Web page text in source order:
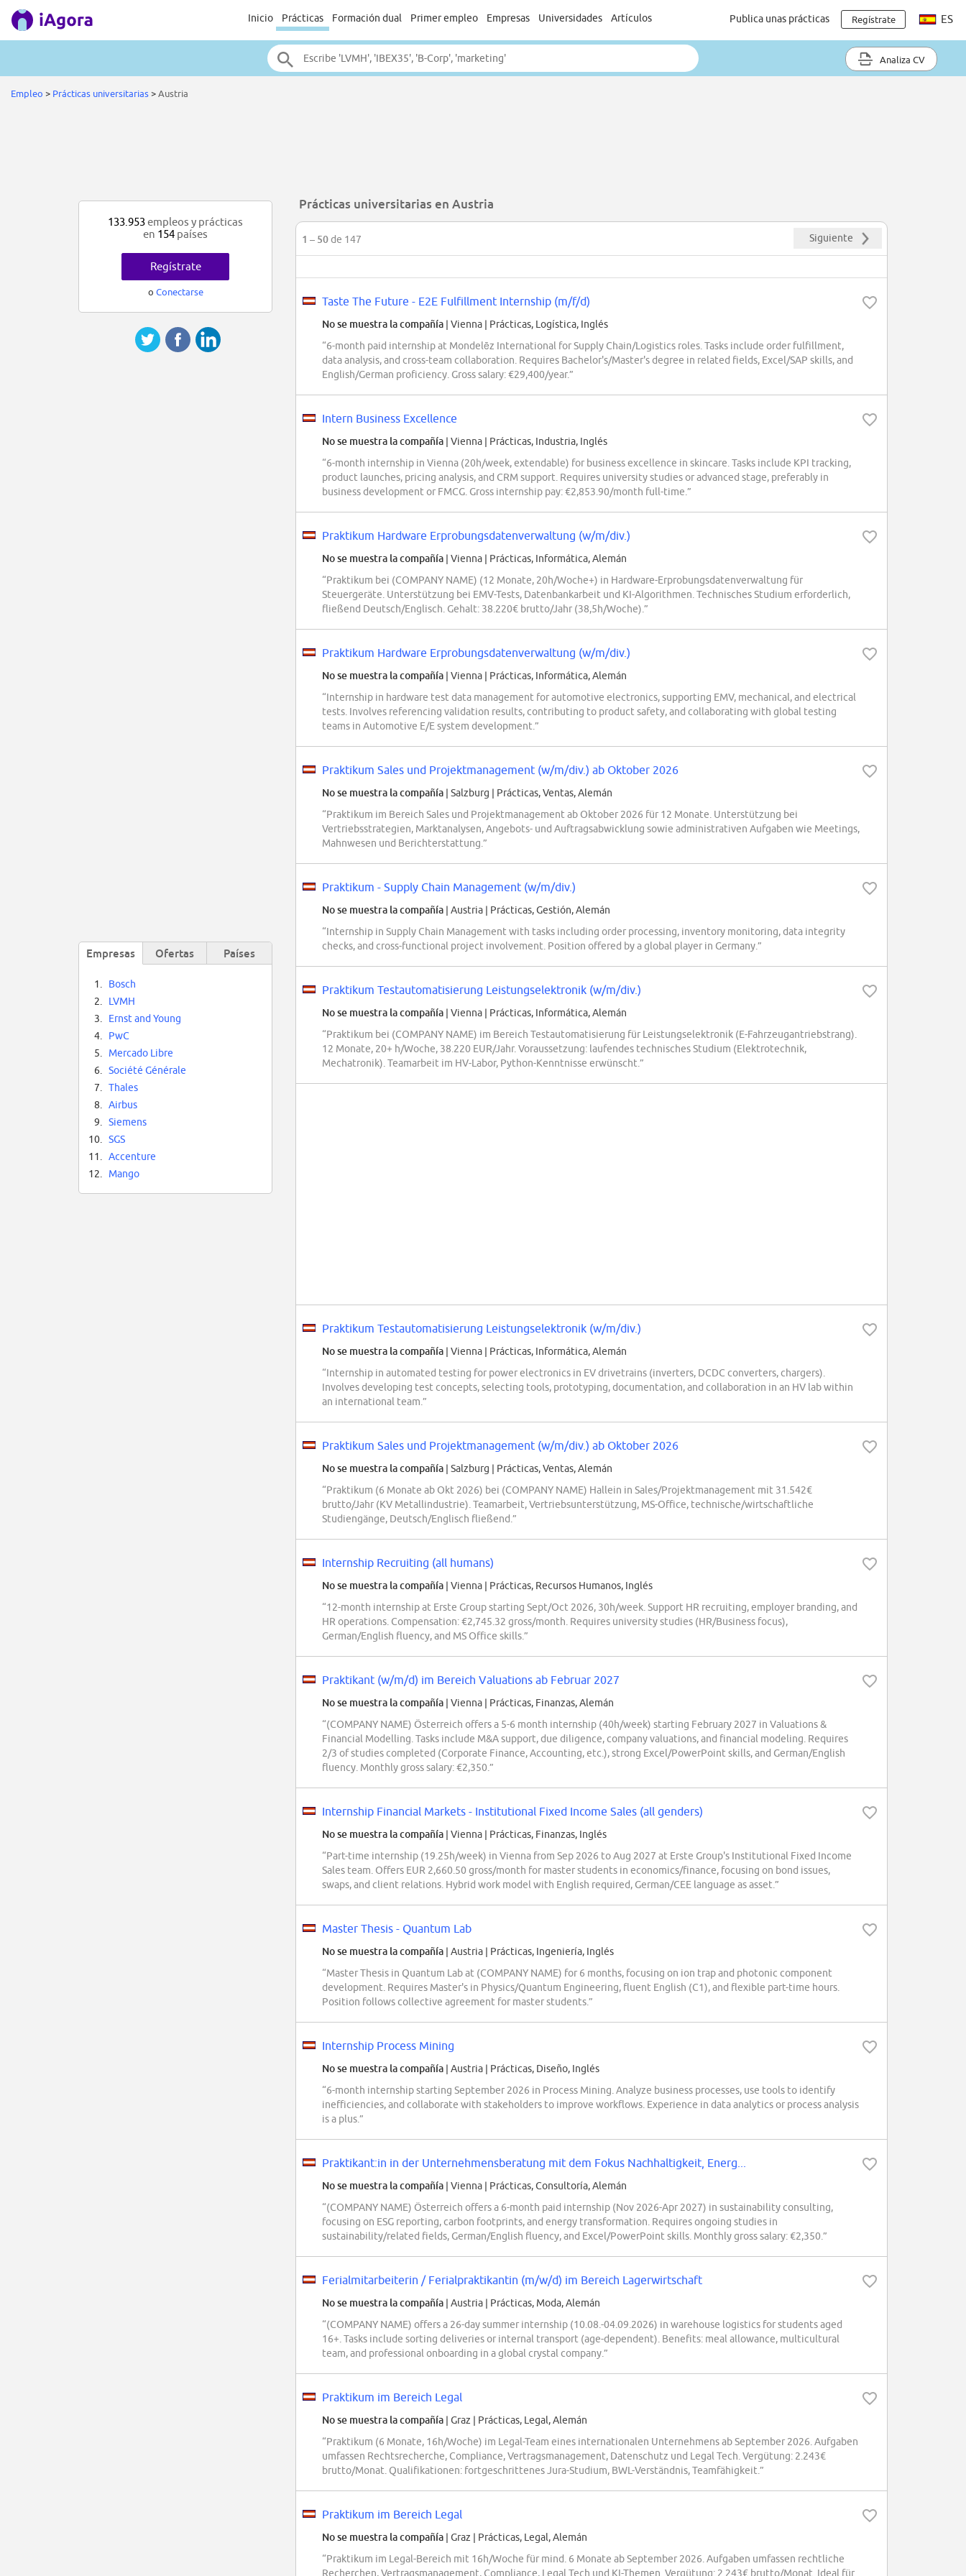
Inicio Prácticas Formación dual Primer empleo Empresas Universidades Artículos Publica unas prácticas Regístrate ES
Analiza CV
Empleo > Prácticas universitarias>Austria
Prácticas universitarias en Austria
1 – 50de 147 Siguiente
Taste The Future - E2E Fulfillment Internship (m/f/d)
No se muestra la compañía | Vienna | Prácticas, Logística, Inglés
“6-month paid internship at Mondelēz International for Supply Chain/Logistics roles. Tasks include order fulfillment,
data analysis, and cross-team collaboration. Requires Bachelor's/Master's degree in related fields, Excel/SAP skills, and
English/German proficiency. Gross salary: €29,400/year.”
Intern Business Excellence
No se muestra la compañía | Vienna | Prácticas, Industria, Inglés
“6-month internship in Vienna (20h/week, extendable) for business excellence in skincare. Tasks include KPI tracking,
product launches, pricing analysis, and CRM support. Requires university studies or advanced stage, preferably in
business development or FMCG. Gross internship pay: €2,853.90/month full-time.”
Praktikum Hardware Erprobungsdatenverwaltung (w/m/div.)
No se muestra la compañía | Vienna | Prácticas, Informática, Alemán
“Praktikum bei (COMPANY NAME) (12 Monate, 20h/Woche+) in Hardware-Erprobungsdatenverwaltung für
Steuergeräte. Unterstützung bei EMV-Tests, Datenbankarbeit und KI-Algorithmen. Technisches Studium erforderlich,
fließend Deutsch/Englisch. Gehalt: 38.220€ brutto/Jahr (38,5h/Woche).”
Praktikum Hardware Erprobungsdatenverwaltung (w/m/div.)
No se muestra la compañía | Vienna | Prácticas, Informática, Alemán
“Internship in hardware test data management for automotive electronics, supporting EMV, mechanical, and electrical
tests. Involves referencing validation results, contributing to product safety, and collaborating with global testing
teams in Automotive E/E system development.”
Praktikum Sales und Projektmanagement (w/m/div.) ab Oktober 2026
No se muestra la compañía | Salzburg | Prácticas, Ventas, Alemán
“Praktikum im Bereich Sales und Projektmanagement ab Oktober 2026 für 12 Monate. Unterstützung bei
Vertriebsstrategien, Marktanalysen, Angebots- und Auftragsabwicklung sowie administrativen Aufgaben wie Meetings,
Mahnwesen und Berichterstattung.”
Praktikum - Supply Chain Management (w/m/div.)
No se muestra la compañía | Austria | Prácticas, Gestión, Alemán
“Internship in Supply Chain Management with tasks including order processing, inventory monitoring, data integrity
checks, and cross-functional project involvement. Position offered by a global player in Germany.”
Praktikum Testautomatisierung Leistungselektronik (w/m/div.)
No se muestra la compañía | Vienna | Prácticas, Informática, Alemán
“Praktikum bei (COMPANY NAME) im Bereich Testautomatisierung für Leistungselektronik (E-Fahrzeugantriebstrang).
12 Monate, 20+ h/Woche, 38.220 EUR/Jahr. Voraussetzung: laufendes technisches Studium (Elektrotechnik,
Mechatronik). Teamarbeit im HV-Labor, Python-Kenntnisse erwünscht.”
Praktikum Testautomatisierung Leistungselektronik (w/m/div.)
No se muestra la compañía | Vienna | Prácticas, Informática, Alemán
“Internship in automated testing for power electronics in EV drivetrains (inverters, DCDC converters, chargers).
Involves developing test concepts, selecting tools, prototyping, documentation, and collaboration in an HV lab within
an international team.”
Praktikum Sales und Projektmanagement (w/m/div.) ab Oktober 2026
No se muestra la compañía | Salzburg | Prácticas, Ventas, Alemán
“Praktikum (6 Monate ab Okt 2026) bei (COMPANY NAME) Hallein in Sales/Projektmanagement mit 31.542€
brutto/Jahr (KV Metallindustrie). Teamarbeit, Vertriebsunterstützung, MS-Office, technische/wirtschaftliche
Studiengänge, Deutsch/Englisch fließend.”
Internship Recruiting (all humans)
No se muestra la compañía | Vienna | Prácticas, Recursos Humanos, Inglés
“12-month internship at Erste Group starting Sept/Oct 2026, 30h/week. Support HR recruiting, employer branding, and
HR operations. Compensation: €2,745.32 gross/month. Requires university studies (HR/Business focus),
German/English fluency, and MS Office skills.”
Praktikant (w/m/d) im Bereich Valuations ab Februar 2027
No se muestra la compañía | Vienna | Prácticas, Finanzas, Alemán
“(COMPANY NAME) Österreich offers a 5-6 month internship (40h/week) starting February 2027 in Valuations &
Financial Modelling. Tasks include M&A support, due diligence, company valuations, and financial modeling. Requires
2/3 of studies completed (Corporate Finance, Accounting, etc.), strong Excel/PowerPoint skills, and German/English
fluency. Monthly gross salary: €2,350.”
Internship Financial Markets - Institutional Fixed Income Sales (all genders)
No se muestra la compañía | Vienna | Prácticas, Finanzas, Inglés
“Part-time internship (19.25h/week) in Vienna from Sep 2026 to Aug 2027 at Erste Group's Institutional Fixed Income
Sales team. Offers EUR 2,660.50 gross/month for master students in economics/finance, focusing on bond issues,
swaps, and client relations. Hybrid work model with English required, German/CEE language as asset.”
Master Thesis - Quantum Lab
No se muestra la compañía | Austria | Prácticas, Ingeniería, Inglés
“Master Thesis in Quantum Lab at (COMPANY NAME) for 6 months, focusing on ion trap and photonic component
development. Requires Master's in Physics/Quantum Engineering, fluent English (C1), and flexible part-time hours.
Position follows collective agreement for master students.”
Internship Process Mining
No se muestra la compañía | Austria | Prácticas, Diseño, Inglés
“6-month internship starting September 2026 in Process Mining. Analyze business processes, use tools to identify
inefficiencies, and collaborate with stakeholders to improve workflows. Experience in data analytics or process analysis
is a plus.”
Praktikant:in in der Unternehmensberatung mit dem Fokus Nachhaltigkeit, Energ...
No se muestra la compañía | Vienna | Prácticas, Consultoría, Alemán
“(COMPANY NAME) Österreich offers a 6-month paid internship (Nov 2026-Apr 2027) in sustainability consulting,
focusing on ESG reporting, carbon footprints, and energy transformation. Requires ongoing studies in
sustainability/related fields, German/English fluency, and Excel/PowerPoint skills. Monthly gross salary: €2,350.”
Ferialmitarbeiterin / Ferialpraktikantin (m/w/d) im Bereich Lagerwirtschaft
No se muestra la compañía | Austria | Prácticas, Moda, Alemán
“(COMPANY NAME) offers a 26-day summer internship (10.08.-04.09.2026) in warehouse logistics for students aged
16+. Tasks include sorting deliveries or internal transport (age-dependent). Benefits: meal allowance, multicultural
team, and professional onboarding in a global crystal company.”
Praktikum im Bereich Legal
No se muestra la compañía | Graz | Prácticas, Legal, Alemán
“Praktikum (6 Monate, 16h/Woche) im Legal-Team eines internationalen Unternehmens ab September 2026. Aufgaben
umfassen Rechtsrecherche, Compliance, Vertragsmanagement, Datenschutz und Legal Tech. Vergütung: 2.243€
brutto/Monat. Qualifikationen: fortgeschrittenes Jura-Studium, BWL-Verständnis, Teamfähigkeit.”
Praktikum im Bereich Legal
No se muestra la compañía | Graz | Prácticas, Legal, Alemán
“Praktikum im Legal-Bereich mit 16h/Woche für mind. 6 Monate ab September 2026. Aufgaben umfassen rechtliche
Recherchen, Vertragsmanagement, Compliance, Legal Tech und KI-Themen. Vergütung: 2.243€ brutto/Monat. Ideal für
133.953empleos y prácticas
en 154 países
Regístrate
o Conectarse
Empresas Ofertas Países
1.
Bosch
2.
LVMH
3.
Ernst and Young
4.
PwC
5.
Mercado Libre
6.
Société Générale
7.
Thales
8.
Airbus
9.
Siemens
10.
SGS
11.
Accenture
12.
Mango